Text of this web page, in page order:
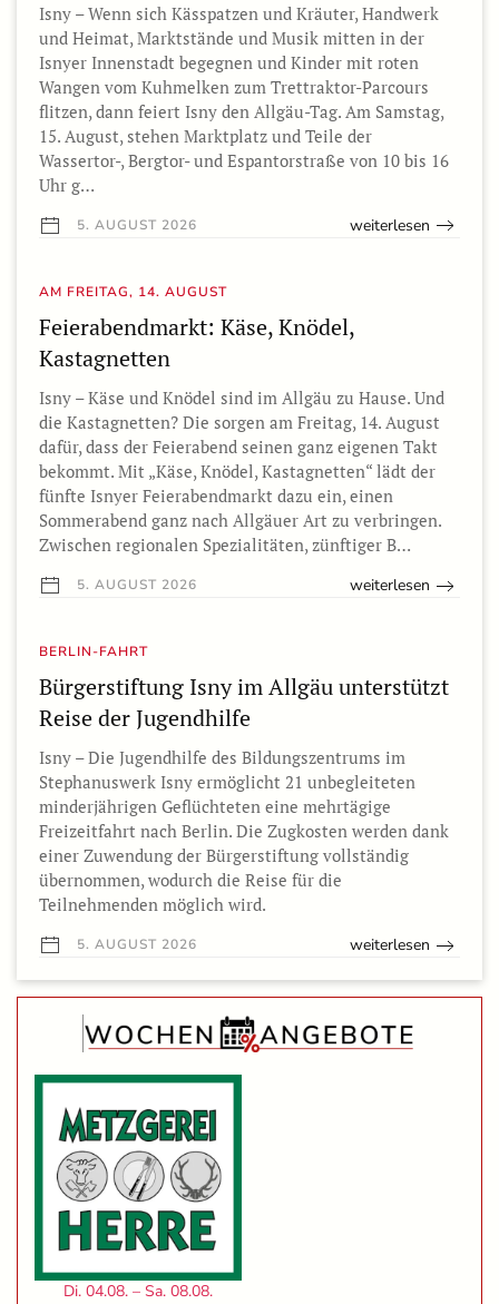
Isny – Wenn sich Kässpatzen und Kräuter, Handwerk
und Heimat, Marktstände und Musik mitten in der
Isnyer Innenstadt begegnen und Kinder mit roten
Wangen vom Kuhmelken zum Trettraktor-Parcours
flitzen, dann feiert Isny den Allgäu-Tag. Am Samstag,
15. August, stehen Marktplatz und Teile der
Wassertor-, Bergtor- und Espantorstraße von 10 bis 16
Uhr g…
5. AUGUST 2026 weiterlesen
AM FREITAG, 14. AUGUST
Feierabendmarkt: Käse, Knödel,
Kastagnetten
Isny – Käse und Knödel sind im Allgäu zu Hause. Und
die Kastagnetten? Die sorgen am Freitag, 14. August
dafür, dass der Feierabend seinen ganz eigenen Takt
bekommt. Mit „Käse, Knödel, Kastagnetten“ lädt der
fünfte Isnyer Feierabendmarkt dazu ein, einen
Sommerabend ganz nach Allgäuer Art zu verbringen.
Zwischen regionalen Spezialitäten, zünftiger B…
5. AUGUST 2026 weiterlesen
BERLIN-FAHRT
Bürgerstiftung Isny im Allgäu unterstützt
Reise der Jugendhilfe
Isny – Die Jugendhilfe des Bildungszentrums im
Stephanuswerk Isny ermöglicht 21 unbegleiteten
minderjährigen Geflüchteten eine mehrtägige
Freizeitfahrt nach Berlin. Die Zugkosten werden dank
einer Zuwendung der Bürgerstiftung vollständig
übernommen, wodurch die Reise für die
Teilnehmenden möglich wird.
5. AUGUST 2026 weiterlesen
Di. 04.08. – Sa. 08.08.